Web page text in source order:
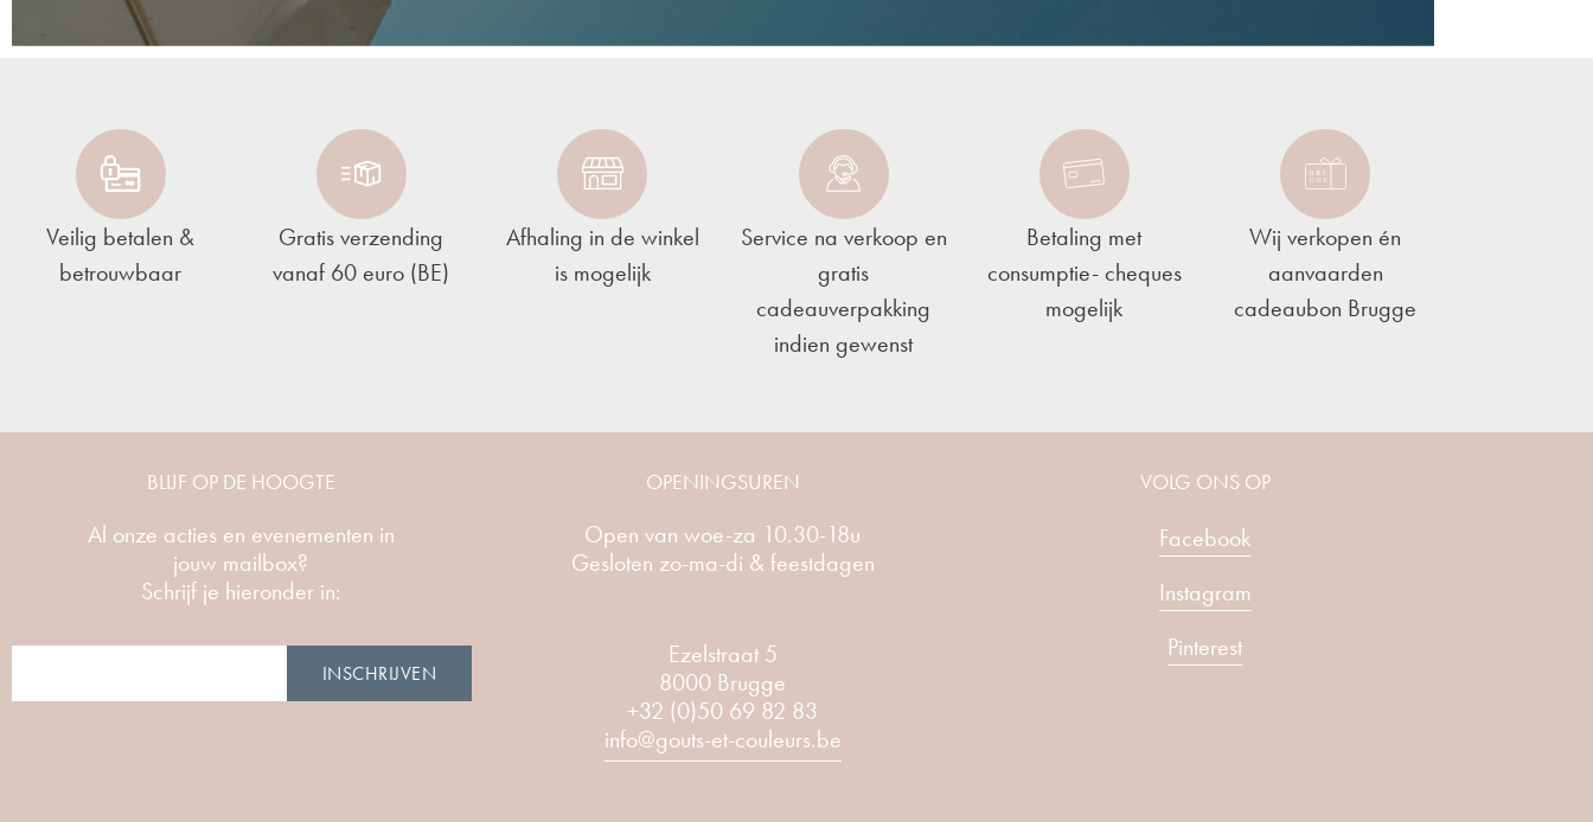
Veilig betalen &
betrouwbaar
Gratis verzending
vanaf 60 euro (BE)
Afhaling in de winkel
is mogelijk
Service na verkoop en
gratis
cadeauverpakking
indien gewenst
Betaling met
consumptie- cheques
mogelijk
Wij verkopen én
aanvaarden
cadeaubon Brugge
BLIJF OP DE HOOGTE
Al onze acties en evenementen in
jouw mailbox?
Schrijf je hieronder in:
INSCHRIJVEN
OPENINGSUREN
Open van woe-za 10.30-18u
Gesloten zo-ma-di & feestdagen
Ezelstraat 5
8000 Brugge
+32 (0)50 69 82 83
info@gouts-et-couleurs.be
VOLG ONS OP
Facebook
Instagram
Pinterest